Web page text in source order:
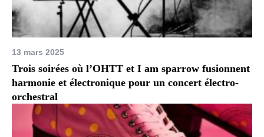
13 mars 2025
Trois soirées où l’OHTT et I am sparrow fusionnent
harmonie et électronique pour un concert électro-
orchestral